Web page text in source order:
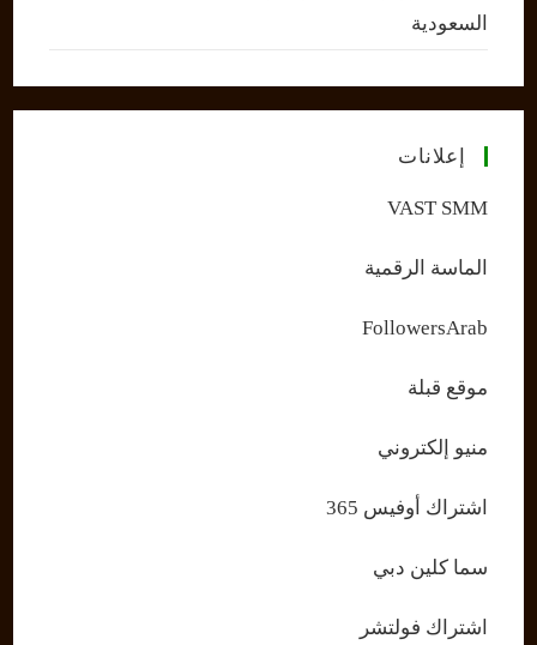
السعودية
إعلانات
VAST SMM
الماسة الرقمية
FollowersArab
موقع قبلة
منيو إلكتروني
اشتراك أوفيس 365
سما كلين دبي
اشتراك فولتشر